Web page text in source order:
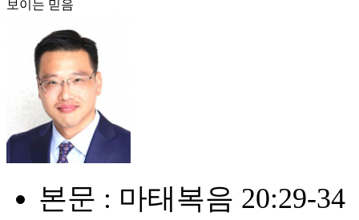
보이는 믿음
본문 : 마태복음 20:29-34